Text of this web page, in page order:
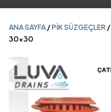
ANA SAYFA /PIK SÜZGEÇLER /
30×30